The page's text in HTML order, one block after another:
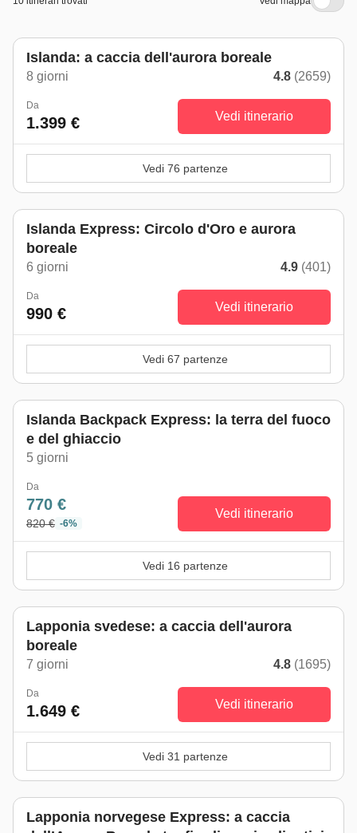
Islanda: a caccia dell'aurora boreale
8 giorni 4.8 (2659)
Da
1.399 € Vedi itinerario
Vedi 76 partenze
Islanda Express: Circolo d'Oro e aurora
boreale
6 giorni 4.9 (401)
Da
990 € Vedi itinerario
Vedi 67 partenze
Islanda Backpack Express: la terra del fuoco
e del ghiaccio
5 giorni
Da
770 €
820 € -6%
Vedi itinerario
Vedi 16 partenze
Top seller
Lapponia svedese: a caccia dell'aurora
boreale
7 giorni 4.8 (1695)
Da
1.649 € Vedi itinerario
Vedi 31 partenze
Top seller
Lapponia norvegese Express: a caccia